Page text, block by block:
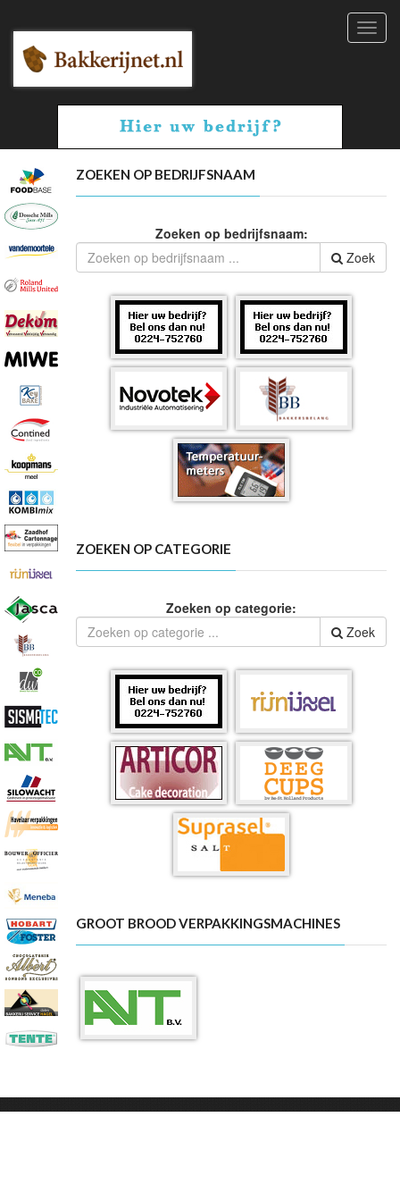
ZOEKEN OP BEDRIJFSNAAM
Zoeken op bedrijfsnaam:
Zoek
ZOEKEN OP CATEGORIE
Zoeken op categorie:
Zoek
GROOT BROOD VERPAKKINGSMACHINES